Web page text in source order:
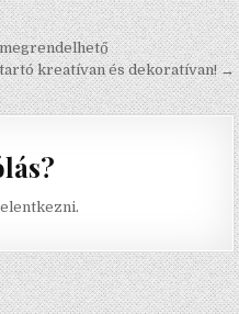
kreatívan és dekoratívan! →
.